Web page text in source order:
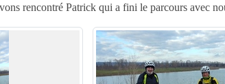
rencontré Patrick qui a fini le parcours avec